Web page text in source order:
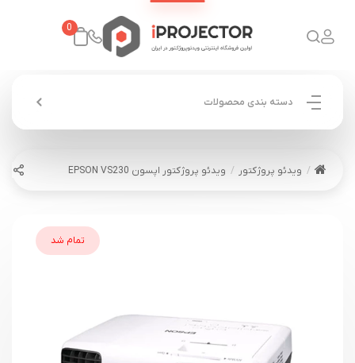
0
دسته بندی محصولات
ویدئو پروژکتور ویدئو پروژکتور اپسون EPSON VS230
تمام شد